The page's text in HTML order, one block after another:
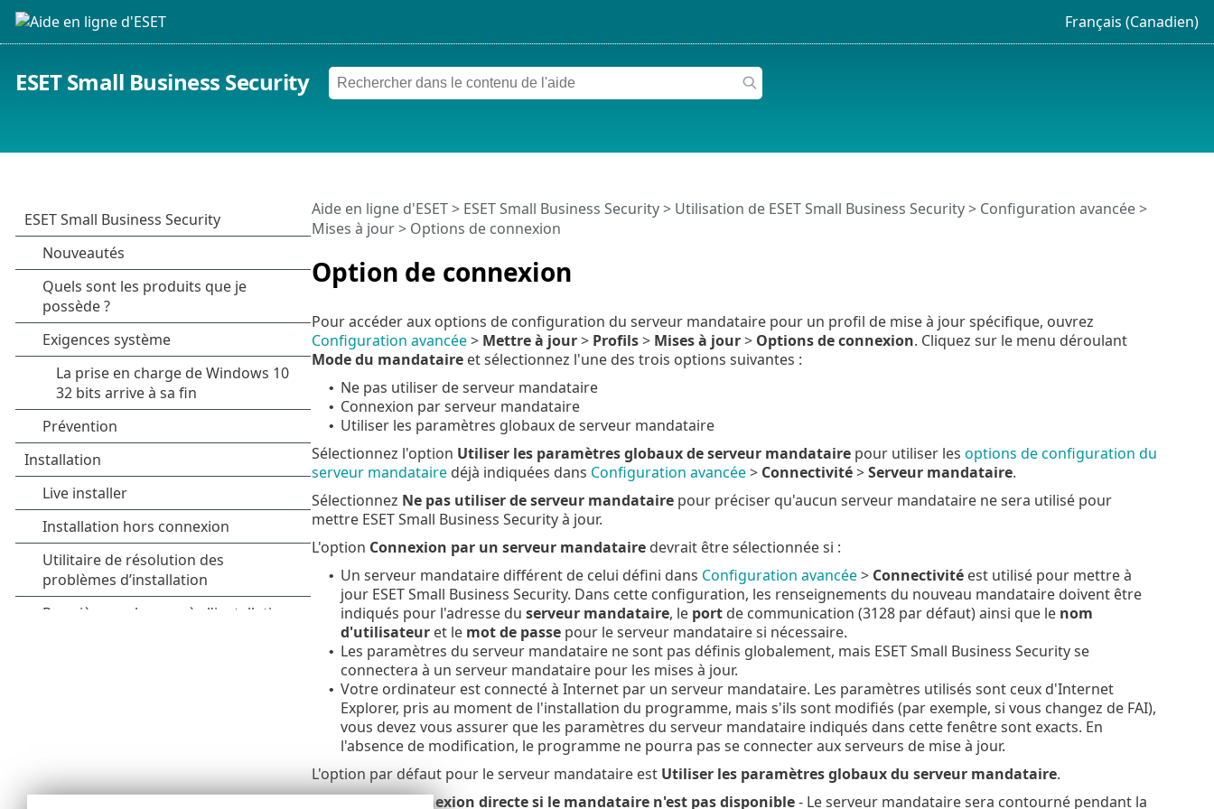
Français (Canadien)
ESET Small Business Security
Option de connexion
Aide en ligne d'ESET> ESET Small Business Security> Utilisation de ESET Small Business Security> Configuration avancée>
Mises à jour> Options de connexion
Pour accéder aux options de configuration du serveur mandataire pour un profil de mise à jour spécifique, ouvrez
Configuration avancée> Mettre à jour> Profils> Mises à jour> Options de connexion. Cliquez sur le menu déroulant
Mode du mandataireet sélectionnez l'une des trois options suivantes :
• Ne pas utiliser de serveur mandataire
• Connexion par serveur mandataire
• Utiliser les paramètres globaux de serveur mandataire
Sélectionnez l'option Utiliser les paramètres globaux de serveur mandatairepour utiliser les options de configuration du
serveur mandatairedéjà indiquées dans Configuration avancée> Connectivité>Serveur mandataire.
Sélectionnez Ne pas utiliser de serveur mandatairepour préciser qu'aucun serveur mandataire ne sera utilisé pour
mettre ESET Small Business Security à jour.
L'option Connexion par un serveur mandatairedevrait être sélectionnée si :
• Un serveur mandataire différent de celui défini dans Configuration avancée> Connectivitéest utilisé pour mettre à
jour ESET Small Business Security. Dans cette configuration, les renseignements du nouveau mandataire doivent être
indiqués pour l'adresse du serveur mandataire, le port de communication (3128 par défaut) ainsi que le nom
d'utilisateur et le mot de passepour le serveur mandataire si nécessaire.
• Les paramètres du serveur mandataire ne sont pas définis globalement, mais ESET Small Business Security se
connectera à un serveur mandataire pour les mises à jour.
• Votre ordinateur est connecté à Internet par un serveur mandataire. Les paramètres utilisés sont ceux d'Internet
Explorer, pris au moment de l'installation du programme, mais s'ils sont modifiés (par exemple, si vous changez de FAI),
vous devez vous assurer que les paramètres du serveur mandataire indiqués dans cette fenêtre sont exacts. En
l'absence de modification, le programme ne pourra pas se connecter aux serveurs de mise à jour.
L'option par défaut pour le serveur mandataire est Utiliser les paramètres globaux du serveur mandataire.
Utiliser une connexion directe si le mandataire n'est pas disponible- Le serveur mandataire sera contourné pendant la